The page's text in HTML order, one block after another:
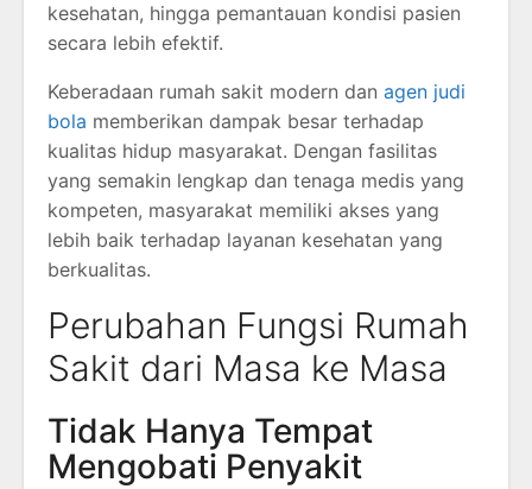
kesehatan, hingga pemantauan kondisi pasien
secara lebih efektif.
Keberadaan rumah sakit modern dan agen judi
bola memberikan dampak besar terhadap
kualitas hidup masyarakat. Dengan fasilitas
yang semakin lengkap dan tenaga medis yang
kompeten, masyarakat memiliki akses yang
lebih baik terhadap layanan kesehatan yang
berkualitas.
Perubahan Fungsi Rumah
Sakit dari Masa ke Masa
Tidak Hanya Tempat
Mengobati Penyakit